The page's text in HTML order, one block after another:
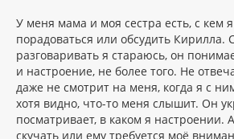
У меня мама и моя сестра есть, с кем
порадоваться или обсудить Кирилла.
разговаривать я стараюсь, он
и настроение, не более того. Не
даже не смотрит на меня, когда я с
хотя видно, что-то меня слышит. Он
посматривает, в каком я настроении.
скучать или ему требуется моё